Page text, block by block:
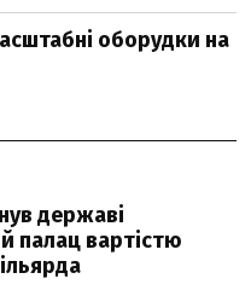
оборудки на
державі
палац вартістю